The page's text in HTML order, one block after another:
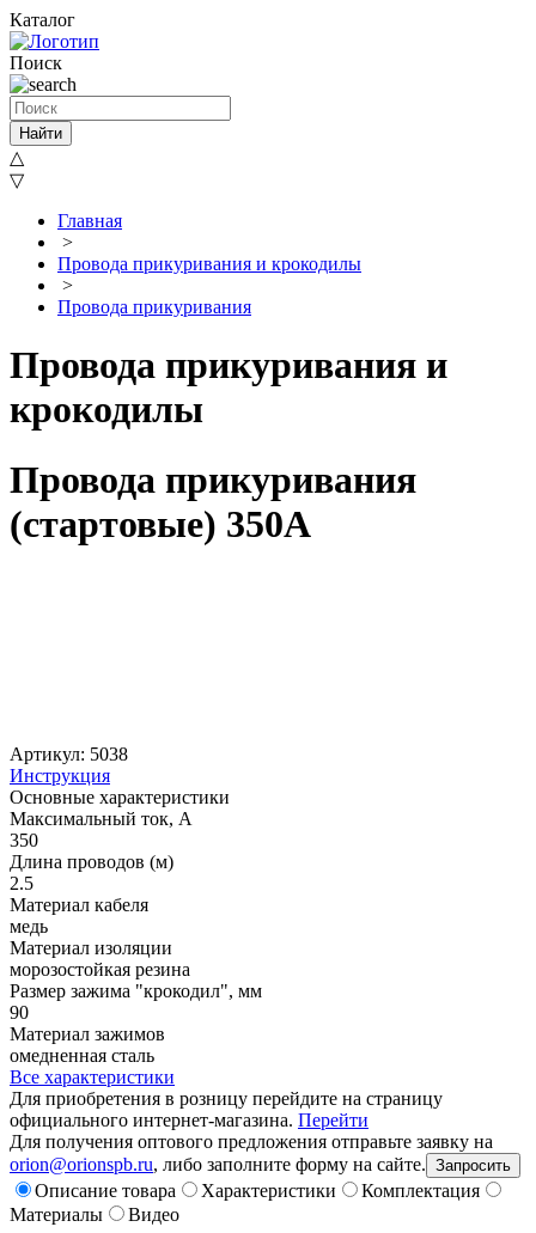
Каталог
Поиск
Найти
△
▽
Главная
>
Провода прикуривания и крокодилы
>
Провода прикуривания
Провода прикуривания и
крокодилы
Провода прикуривания
(стартовые) 350А
Артикул: 5038
Инструкция
Основные характеристики
Максимальный ток, А
350
Длина проводов (м)
2.5
Материал кабеля
медь
Материал изоляции
морозостойкая резина
Размер зажима "крокодил", мм
90
Материал зажимов
омедненная сталь
Все характеристики
Для приобретения в розницу перейдите на страницу
официального интернет-магазина. Перейти
Для получения оптового предложения отправьте заявку на
orion@orionspb.ru, либо заполните форму на сайте. Запросить
Описание товара Характеристики
Комплектация
Материалы
Видео